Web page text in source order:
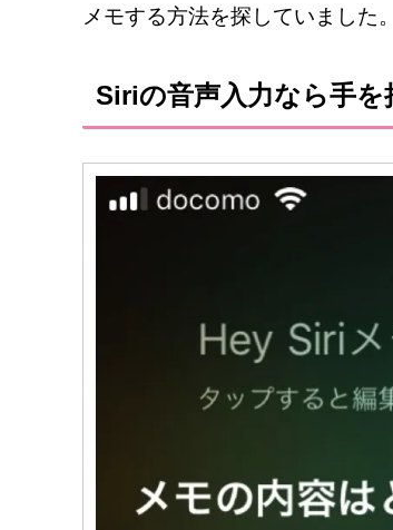
メモする方法を探していました。
Siriの音声入力なら手を